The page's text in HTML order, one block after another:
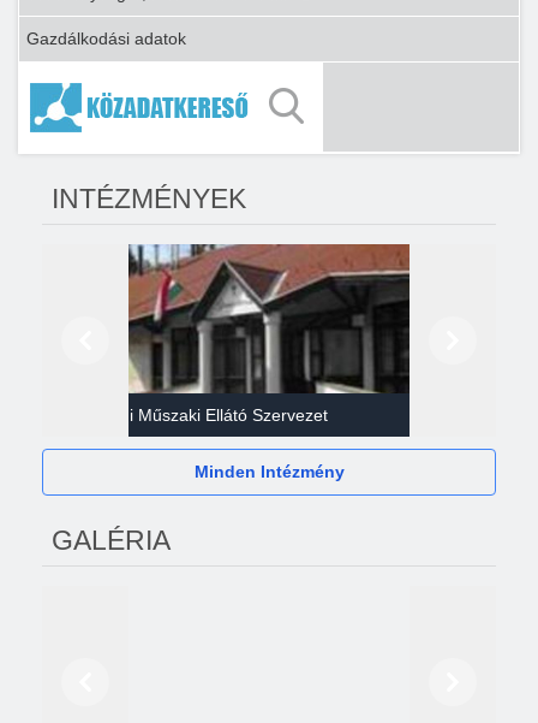
Gazdálkodási adatok
INTÉZMÉNYEK
Gazdasági Műszaki Ellátó Szervezet
Minden Intézmény
GALÉRIA